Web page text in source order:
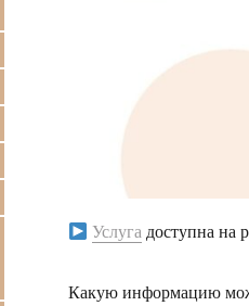
Услуга доступна на
Какую информацию